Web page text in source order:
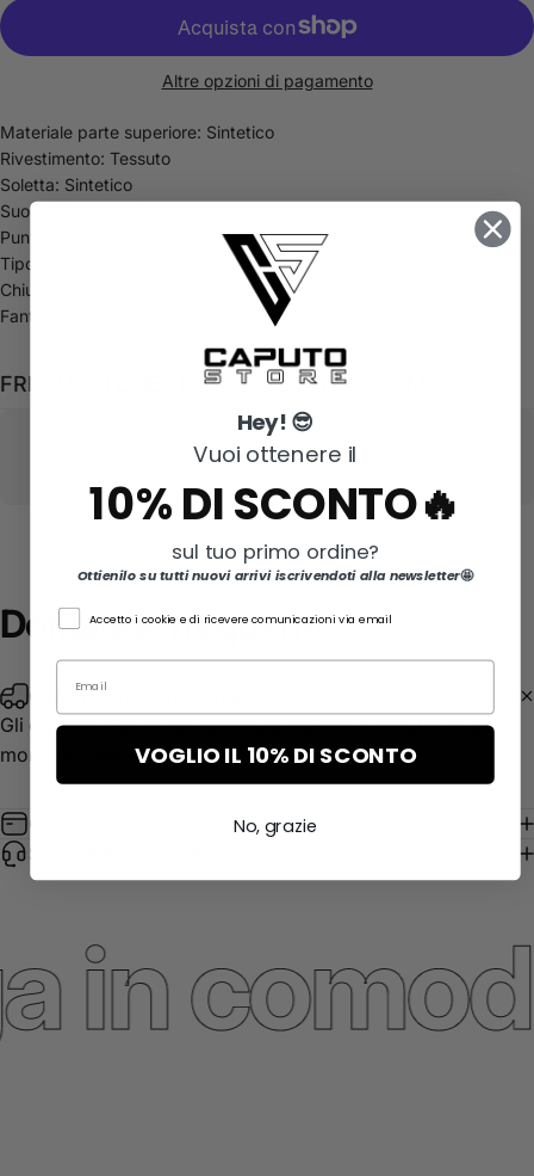
Altre opzioni di pagamento
Materiale parte superiore: Sintetico
Rivestimento: Tessuto
Soletta: Sintetico
Suola: Materiale sintetico
Punta: Aperta
Tipo di tacco: Plateau
Chiusura: Senza chiusura
Fantasia: Stampa
FREQUENTEMENTE ACQUISTATI ASSIEME:
Domandefrequenti
Quando arriva il mio ordine?
Gli ordini vengono spediti in24/48hore lavorative dal
momento della ricezione dell'ordine
Come posso pagare?
Se ho delle domande?
in
Hey! 😎
Vuoi ottenere il
10% DI SCONTO🔥
sul tuo primo ordine?
Ottienilo su tutti nuovi arrivi iscrivendoti alla newsletter🤩
Accetto i cookie e di ricevere comunicazioni via email
VOGLIO IL 10% DI SCONTO
No, grazie